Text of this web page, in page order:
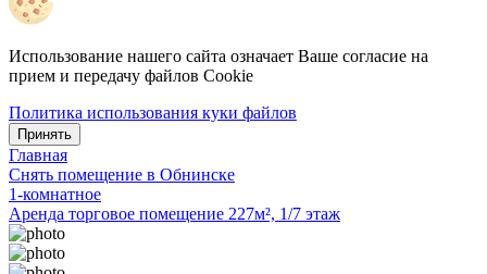
Использование нашего сайта означает Ваше согласие на
прием и передачу файлов Cookie
Политика использования куки файлов
Принять
Главная
Снять помещение в Обнинске
1-комнатное
Аренда торговое помещение 227м², 1/7 этаж